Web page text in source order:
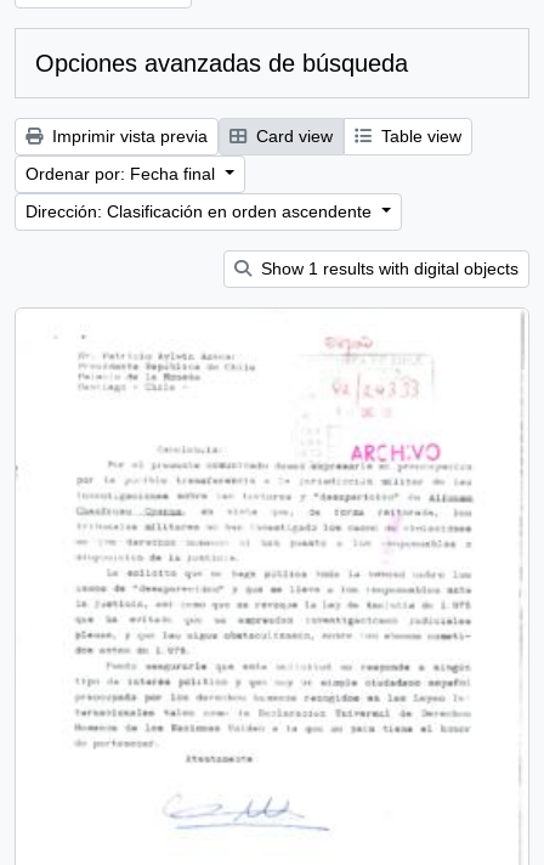
Opciones avanzadas de búsqueda
Imprimir vista previa Card view
Table view
Ordenar por: Fecha final
Dirección: Clasificación en orden ascendente
Show 1 results with digital objects